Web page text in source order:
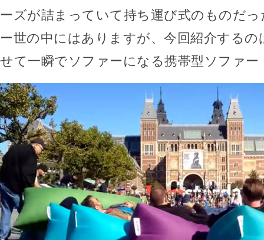
ーズが詰まっていて持ち運び式のものだ
ー世の中にはありますが、今回紹介するの
せて一瞬でソファーになる携帯型ソファー